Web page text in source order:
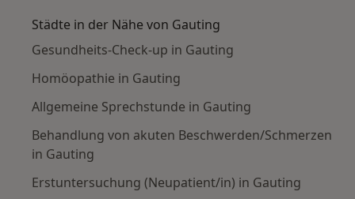
Städte in der Nähe von Gauting
Gesundheits-Check-up in Gauting
Homöopathie in Gauting
Allgemeine Sprechstunde in Gauting
Behandlung von akuten Beschwerden/Schmerzen
in Gauting
Erstuntersuchung (Neupatient/in) in Gauting